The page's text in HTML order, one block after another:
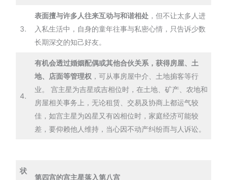
3.
表面擅与许多人往来互动与和谐相处 ，但不让太多人进
入私生活中，自身的童年往事与私密心情，只告诉少数
长期深交的知己好友。
4.
有机会透过婚姻配偶或其他合伙关系，获得房屋、土
地、店面等管理权 ，可从事房屋中介、土地掮客等行
业。 宫主星为吉星或吉相位时，在土地、矿产、农地和
房屋相关事务上，无论租赁、交易及协商上都运气较
佳，如宫主星为凶星又有凶相位时，家庭经济可能较
差，要仰赖他人维持，当心因不动产纠纷而与人诉讼。
状
第四宫的宫主星落入第八宫